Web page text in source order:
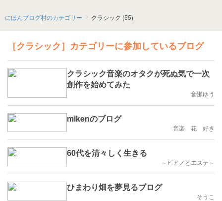
にほんブログ村のカテゴリー クラシック (55)
［クラシック］カテゴリーに参加しているブログ
クラシック音楽のオタクが死ぬ気で一次
創作を始めてみた
音瀬ゆう
mikenのブログ
音楽 花 好き
60代を清々しく生きる
～ピアノとエステ～
ひまわり畑を夢見るブログ
そうこ